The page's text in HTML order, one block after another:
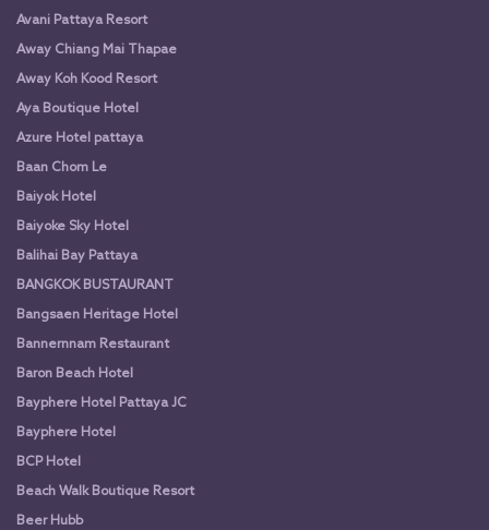
Avani Pattaya Resort
Away Chiang Mai Thapae
Away Koh Kood Resort
Aya Boutique Hotel
Azure Hotel pattaya
Baan Chom Le
Baiyok Hotel
Baiyoke Sky Hotel
Balihai Bay Pattaya
BANGKOK BUSTAURANT
Bangsaen Heritage Hotel
Bannernnam Restaurant
Baron Beach Hotel
Bayphere Hotel Pattaya JC
Bayphere Hotel
BCP Hotel
Beach Walk Boutique Resort
Beer Hubb